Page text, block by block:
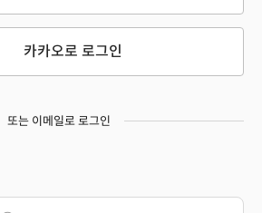
카카오로 로그인
또는 이메일로 로그인